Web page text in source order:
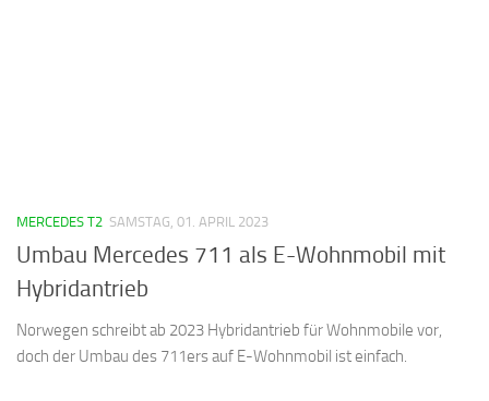
MERCEDES T2 SAMSTAG, 01. APRIL 2023
Umbau Mercedes 711 als E-Wohnmobil mit
Hybridantrieb
Norwegen schreibt ab 2023 Hybridantrieb für Wohnmobile vor,
doch der Umbau des 711ers auf E-Wohnmobil ist einfach.